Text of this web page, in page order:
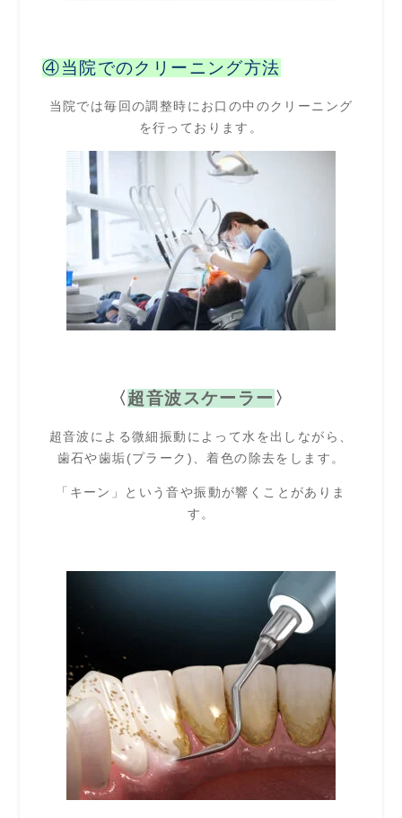
④当院でのクリーニング方法
当院では毎回の調整時にお口の中のクリーニング
を行っております。
〈超音波スケーラー 〉
超音波による微細振動によって水を出しながら、
歯石や歯垢(プラーク)、着色の除去をします。
「キーン」という音や振動が響くことがありま
す。